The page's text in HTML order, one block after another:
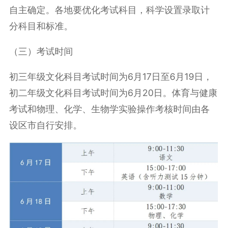
自主确定。各地要优化考试科目，科学设置录取计
分科目和标准。
（三）考试时间
初三年级文化科目考试时间为6月17日至6月19日 ，
初二年级文化科目考试时间为6月20日 。 体育与健康
考试和物理、化学、生物学实验操作考核时间由各
设区市自行安排。